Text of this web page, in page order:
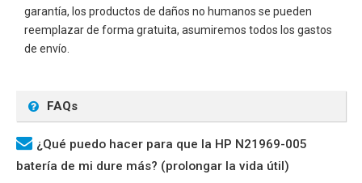
garantía, los productos de daños no humanos se pueden
reemplazar de forma gratuita, asumiremos todos los gastos
de envío.
FAQs
¿Qué puedo hacer para que la HP N21969-005
batería de mi dure más? (prolongar la vida útil)